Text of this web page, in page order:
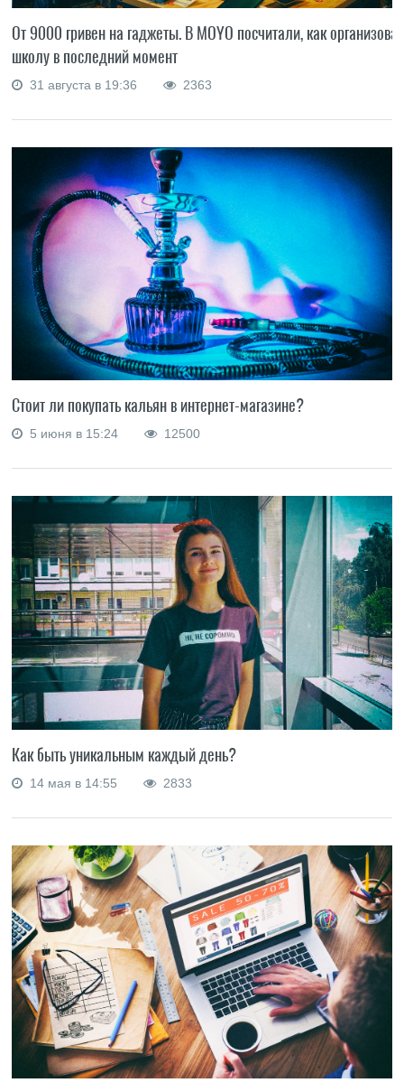
От 9000 гривен на гаджеты. В MOYO посчитали, как
школу в последний момент
31 августа в 19:36 2363
Стоит ли покупать кальян в интернет-магазине?
5 июня в 15:24 12500
Как быть уникальным каждый день?
14 мая в 14:55 2833